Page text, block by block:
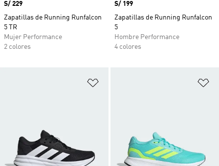
Precio
S/ 229
Zapatillas de Running Runfalcon
5 TR
Mujer Performance
2 colores
Precio
S/ 199
Zapatillas de Running Runfalcon
5
Hombre Performance
4 colores